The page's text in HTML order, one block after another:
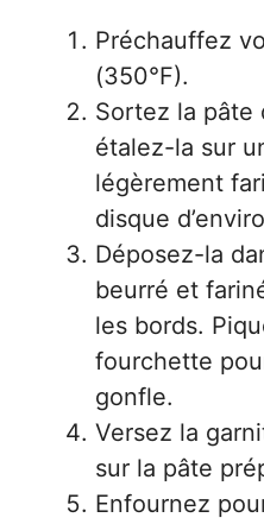
Préchauffez
(350°F).
Sortez la pâte
étalez-la sur
légèrement
disque
Déposez-la
beurré et
les bords.
fourchette
gonfle.
Versez la
sur la pâte
Enfournez